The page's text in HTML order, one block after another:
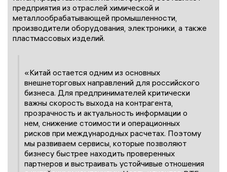
предприятия из отраслей химической и
металлообрабатывающей промышленности,
производители оборудования, электроники, а также
пластмассовых изделий.
«Китай остается одним из основных
внешнеторговых направлений для российского
бизнеса. Для предпринимателей критически
важны скорость выхода на контрагента,
прозрачность и актуальность информации о
нем, снижение стоимости и операционных
рисков при международных расчетах. Поэтому
мы развиваем сервисы, которые позволяют
бизнесу быстрее находить проверенных
партнеров и выстраивать устойчивые отношения